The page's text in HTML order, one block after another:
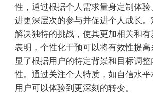
性，通过根据个人需求量身定制体
进更深层次的参与并促进个人成长
解决独特的挑战，使其更加相关和
表明，个性化干预可以将有效性提
显了根据用户的特定背景和目标调
性。通过关注个人特质，如自信水平
用户可以体验到更深刻的转变。